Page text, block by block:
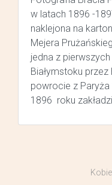
w latach 1896 -
naklejona na
Mejera
jedna z
Białymstoku
powrocie z
1896 roku